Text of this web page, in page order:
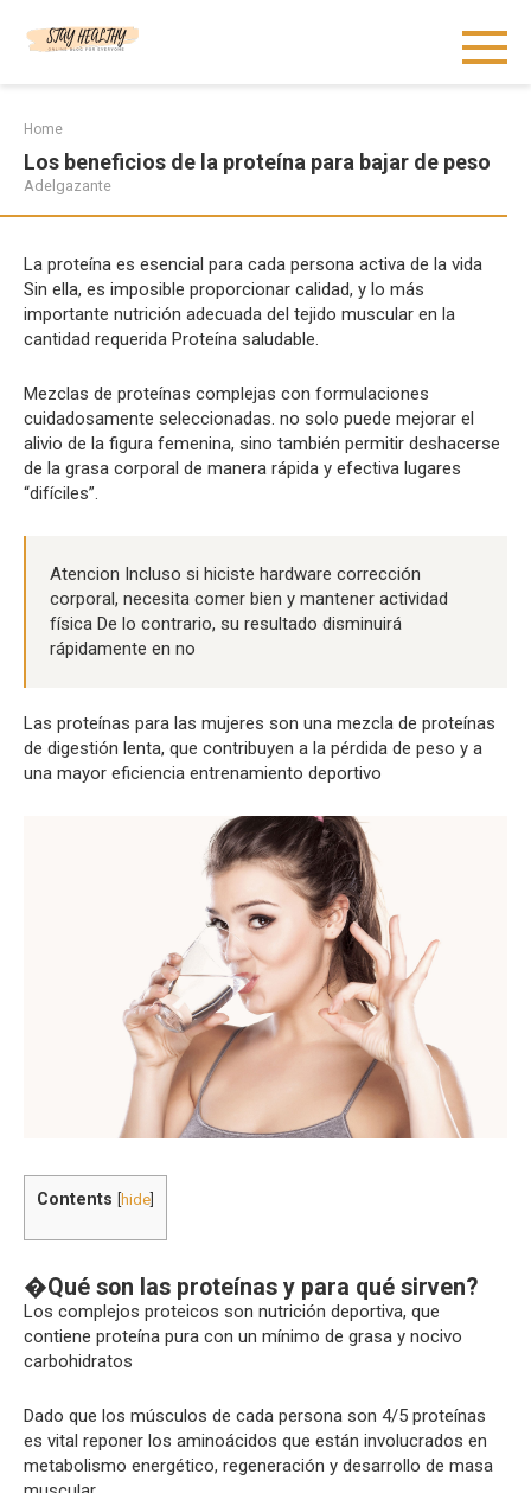
Home
Los beneficios de la proteína para bajar de peso
Adelgazante
La proteína es esencial para cada persona activa de la vida
Sin ella, es imposible proporcionar calidad, y lo más
importante nutrición adecuada del tejido muscular en la
cantidad requerida Proteína saludable.
Mezclas de proteínas complejas con formulaciones
cuidadosamente seleccionadas. no solo puede mejorar el
alivio de la figura femenina, sino también permitir deshacerse
de la grasa corporal de manera rápida y efectiva lugares
“difíciles”.
Atencion Incluso si hiciste hardware corrección
corporal, necesita comer bien y mantener actividad
física De lo contrario, su resultado disminuirá
rápidamente en no
Las proteínas para las mujeres son una mezcla de proteínas
de digestión lenta, que contribuyen a la pérdida de peso y a
una mayor eficiencia entrenamiento deportivo
Contents hide
�Qué son las proteínas y para qué sirven?
Los complejos proteicos son nutrición deportiva, que
contiene proteína pura con un mínimo de grasa y nocivo
carbohidratos
Dado que los músculos de cada persona son 4/5 proteínas
es vital reponer los aminoácidos que están involucrados en
metabolismo energético, regeneración y desarrollo de masa